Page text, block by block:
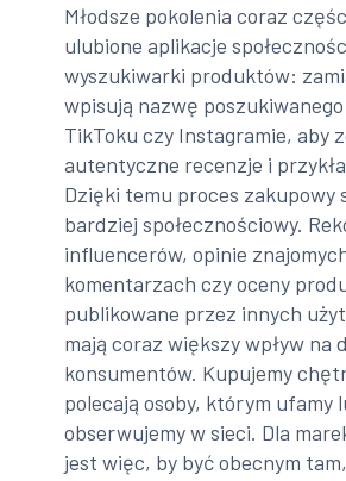
Młodsze pokolenia coraz
ulubione aplikacje
wyszukiwarki produktów:
wpisują nazwę
TikToku czy Instagramie, aby
autentyczne recenzje i
Dzięki temu proces zakupowy
bardziej społecznościowy.
influencerów, opinie
komentarzach czy oceny
publikowane przez innych
mają coraz większy wpływ na
konsumentów. Kupujemy
polecają osoby, którym ufamy
obserwujemy w sieci. Dla
jest więc, by być obecnym